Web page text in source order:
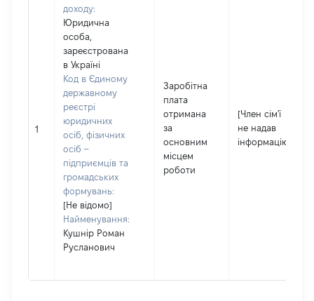
1
доходу:
Юридична
особа,
зареєстрована
в Україні
Код в Єдиному
державному
реєстрі
юридичних
осіб, фізичних
осіб –
підприємців та
громадських
формувань:
[Не відомо]
Найменування:
Кушнір Роман
Русланович
Заробітна
плата
отримана
за
основним
місцем
роботи
[Член сім'ї
не надав
інформацію]